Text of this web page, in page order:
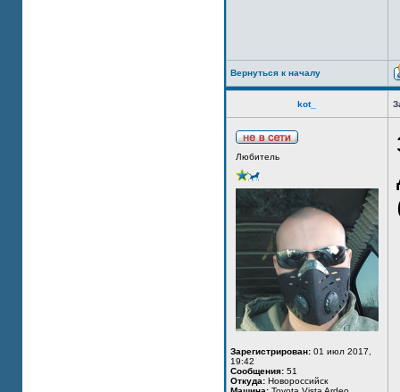
Вернуться к началу
kot_
Любитель
Зарегистрирован: 01 июл 2017,
19:42
Сообщения: 51
Откуда: Новороссийск